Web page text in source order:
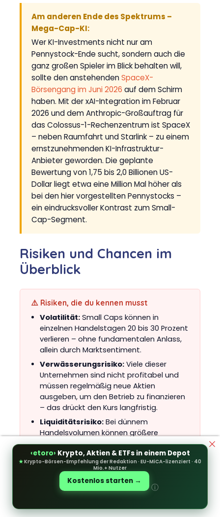
Am anderen Ende des Spektrums –
Mega-Cap-KI:
Wer KI-Investments nicht nur am
Pennystock-Ende sucht, sondern auch die
ganz großen Spieler im Blick behalten will,
sollte den anstehendenSpaceX-
Börsengang im Juni 2026 auf dem Schirm
haben. Mit der xAI-Integration im Februar
2026 und dem Anthropic-Großauftrag für
das Colossus-1-Rechenzentrum ist SpaceX
– neben Raumfahrt und Starlink – zu einem
ernstzunehmenden KI-Infrastruktur-
Anbieter geworden. Die geplante
Bewertung von 1,75 bis 2,0 Billionen US-
Dollar liegt etwa eine Million Mal höher als
bei den hier vorgestellten Pennystocks –
ein eindrucksvoller Kontrast zum Small-
Cap-Segment.
Risiken und Chancen im
Überblick
⚠️ Risiken, die du kennen musst
Volatilität: Small Caps können in
einzelnen Handelstagen 20 bis 30 Prozent
verlieren – ohne fundamentalen Anlass,
allein durch Marktsentiment.
Verwässerungsrisiko: Viele dieser
Unternehmen sind nicht profitabel und
müssen regelmäßig neue Aktien
ausgeben, um den Betrieb zu finanzieren
– das drückt den Kurs langfristig.
Liquiditätsrisiko: Bei dünnem
Handelsvolumen können größere
Positionen schwer zu verkaufen sein,
ohne den Kurs selbst zu bewegen.
Delistingrisiko:Unterschreitet eine Aktie
bestimmte Mindestanforderungen der
NASDAQ oder NYSE (oft ein Kurs von 1
aus dem Handel.
‹etoro› Krypto, Aktien & ETFs in einem Depot
★Krypto-Börsen-Empfehlung der Redaktion · EU-MiCA-lizenziert · 40
Mio.+ Nutzer
Kostenlos starten →
ⓘ